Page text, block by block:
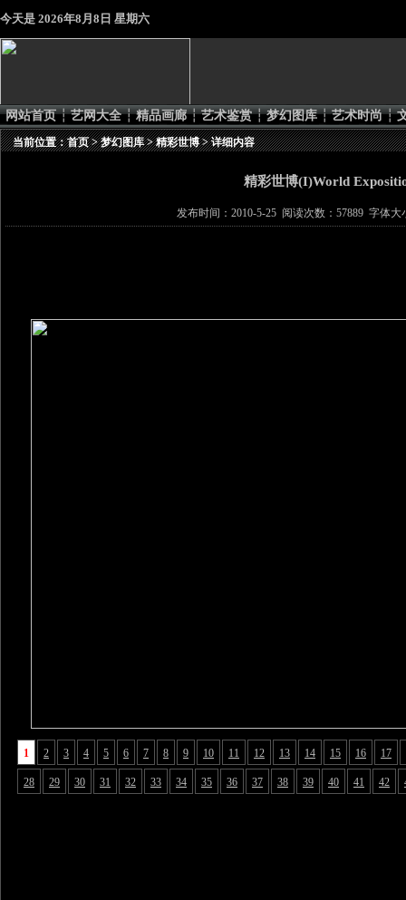
今天是 2026年8月8日 星期六
网站首页 ┆ 艺网大全 ┆ 精品画廊 ┆ 艺术鉴赏 ┆ 梦幻图库 ┆ 艺术时尚 ┆
当前位置：首页>梦幻图库>精彩世博> 详细内容
精彩世博(I)World
发布时间：2010-5-25 阅读次数：57889 字体大
1 2 3 4 5 6 7 8 9 10 11 12 13 14 15 16 17
28 29 30 31 32 33 34 35 36 37 38 39 40 41 42